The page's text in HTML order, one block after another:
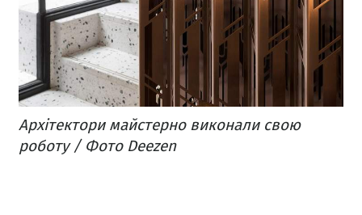
Архітектори майстерно виконали свою
роботу / Фото Deezen